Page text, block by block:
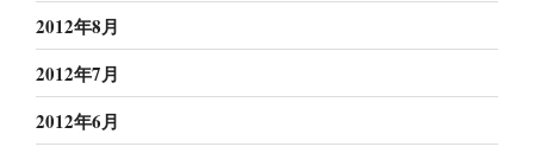
2012年8月
2012年7月
2012年6月